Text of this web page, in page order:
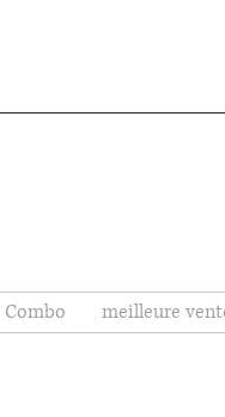
Combo meilleure